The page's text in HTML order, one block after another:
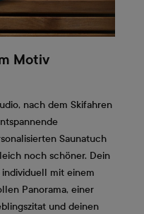
Motiv
nach dem Skifahren
Saunatuch
noch schöner. Dein
individuell mit einem
Panorama, einer
und deinen